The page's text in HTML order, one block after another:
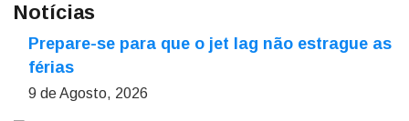
Notícias
Prepare-se para que o jet lag não estrague as
férias
9 de Agosto, 2026